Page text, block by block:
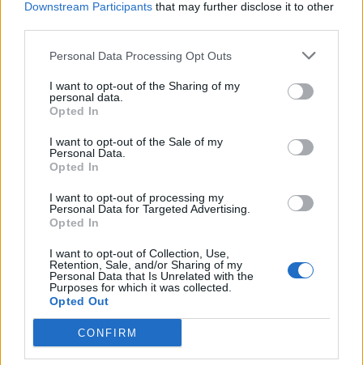
Downstream Participants that may further disclose it to other
Personal Data Processing Opt Outs
I want to opt-out of the Sharing of my
personal data.
Opted In
I want to opt-out of the Sale of my
Personal Data.
Opted In
I want to opt-out of processing my
Personal Data for Targeted Advertising.
Opted In
I want to opt-out of Collection, Use,
Retention, Sale, and/or Sharing of my
Personal Data that Is Unrelated with the
Purposes for which it was collected.
Opted Out
CONFIRM
Bīstamais perfekcionisms jeb Pārcentīgie skolēni